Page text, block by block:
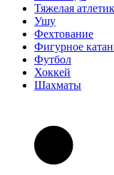
Тяжелая
Ушу
Фехтование
Фигурное
Футбол
Хоккей
Шахматы